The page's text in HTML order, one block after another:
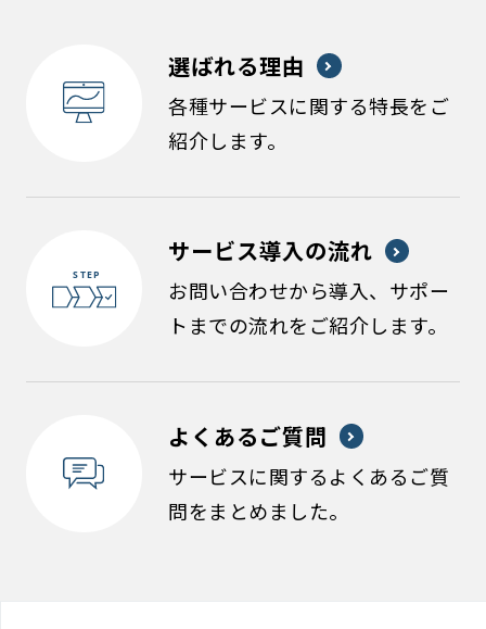
選ばれる理由
各種サービスに関する特長をご
紹介します。
サービス導入の流れ
お問い合わせから導入、サポー
トまでの流れをご紹介します。
よくあるご質問
サービスに関するよくあるご質
問をまとめました。